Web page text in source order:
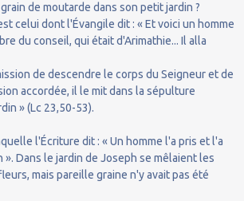
de moutarde dans son petit jardin ?
celui dont l'Évangile dit : « Et voici un homme
du conseil, qui était d'Arimathie... Il alla
de descendre le corps du Seigneur et de
accordée, il le mit dans la sépulture
» (Lc 23,50-53).
l'Écriture dit : « Un homme l'a pris et l'a
». Dans le jardin de Joseph se mêlaient les
mais pareille graine n'y avait pas été